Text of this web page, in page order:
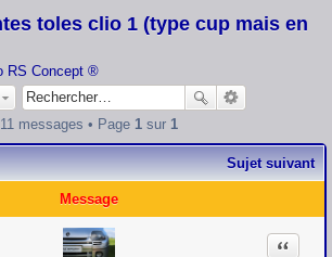
RS Concept ®
11 messages • Page 1 sur 1
Sujet suivant
Message
Citation